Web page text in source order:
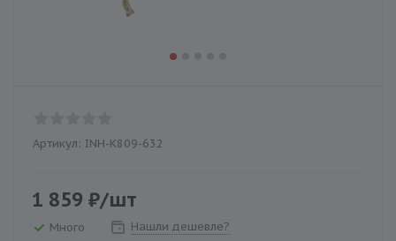
Артикул: INH-K809-632
1 859 ₽/шт
Много
Нашли дешевле?